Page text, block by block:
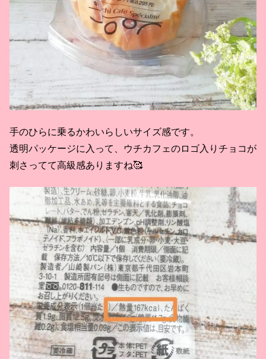
手のひらに乗るかわいらしいサイズ感です。
透明パッケージに入って、ウチカフェのロゴ入りチョコが
刺さってて高級感ありますね🥰